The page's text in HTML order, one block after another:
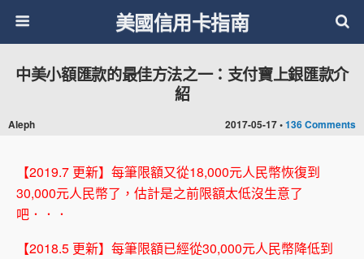
美國信用卡指南
2017-05-17 •136 Comments
中美小額匯款的最佳方法之一：支付寶上銀匯款介
紹
Aleph
【2019.7 更新】每筆限額又從18,000元人民幣恢復到
30,000元人民幣了，估計是之前限額太低沒生意了
吧．．．
【2018.5 更新】每筆限額已經從30,000元人民幣降低到